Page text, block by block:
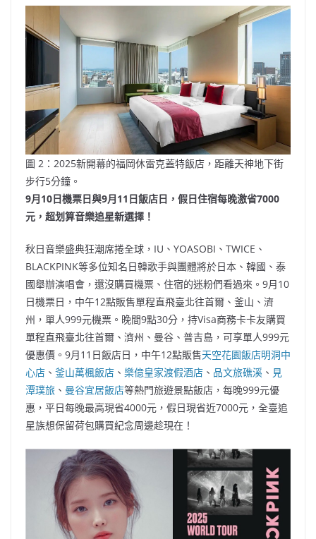
圖 2：2025新開幕的福岡休雷克蓋特飯店，距離天神地下街
步行5分鐘。
9月10日機票日與9月11 日飯店日，假日住宿每晚激省7000
元，超划算音樂追星新選擇！
秋日音樂盛典狂潮席捲全球，IU、YOASOBI、TWICE、
BLACKPINK等多位知名日韓歌手與團體將於日本、韓國、泰
國舉辦演唱會，還沒購買機票、住宿的迷粉們看過來。9月10
日機票日，中午12點販售單程直飛臺北往首爾、釜山、濟
州，單人999元機票。晚間9點30分，持Visa商務卡卡友購買
單程直飛臺北往首爾、濟州、曼谷、普吉島，可享單人999元
優惠價。9月11日飯店日，中午12點販售天空花園飯店明洞中
心店 、 釜山萬楓飯店 、 樂億皇家渡假酒店 、 品文旅礁溪 、 見
潭璞旅 、 曼谷宜居飯店等熱門旅遊景點飯店，每晚999元優
惠，平日每晚最高現省4000元，假日現省近7000元，全臺追
星族想保留荷包購買紀念周邊趁現在！